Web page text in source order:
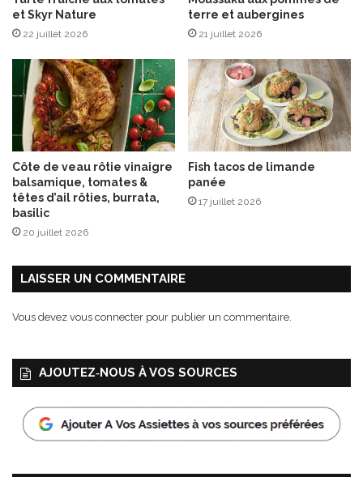
et Skyr Nature
22 juillet 2026
terre et aubergines
21 juillet 2026
Côte de veau rôtie vinaigre
balsamique, tomates &
têtes d’ail rôties, burrata,
basilic
20 juillet 2026
Fish tacos de limande
panée
17 juillet 2026
LAISSER UN COMMENTAIRE
Vous devez vous connecter pour publier un commentaire.
AJOUTEZ‑NOUS À VOS SOURCES